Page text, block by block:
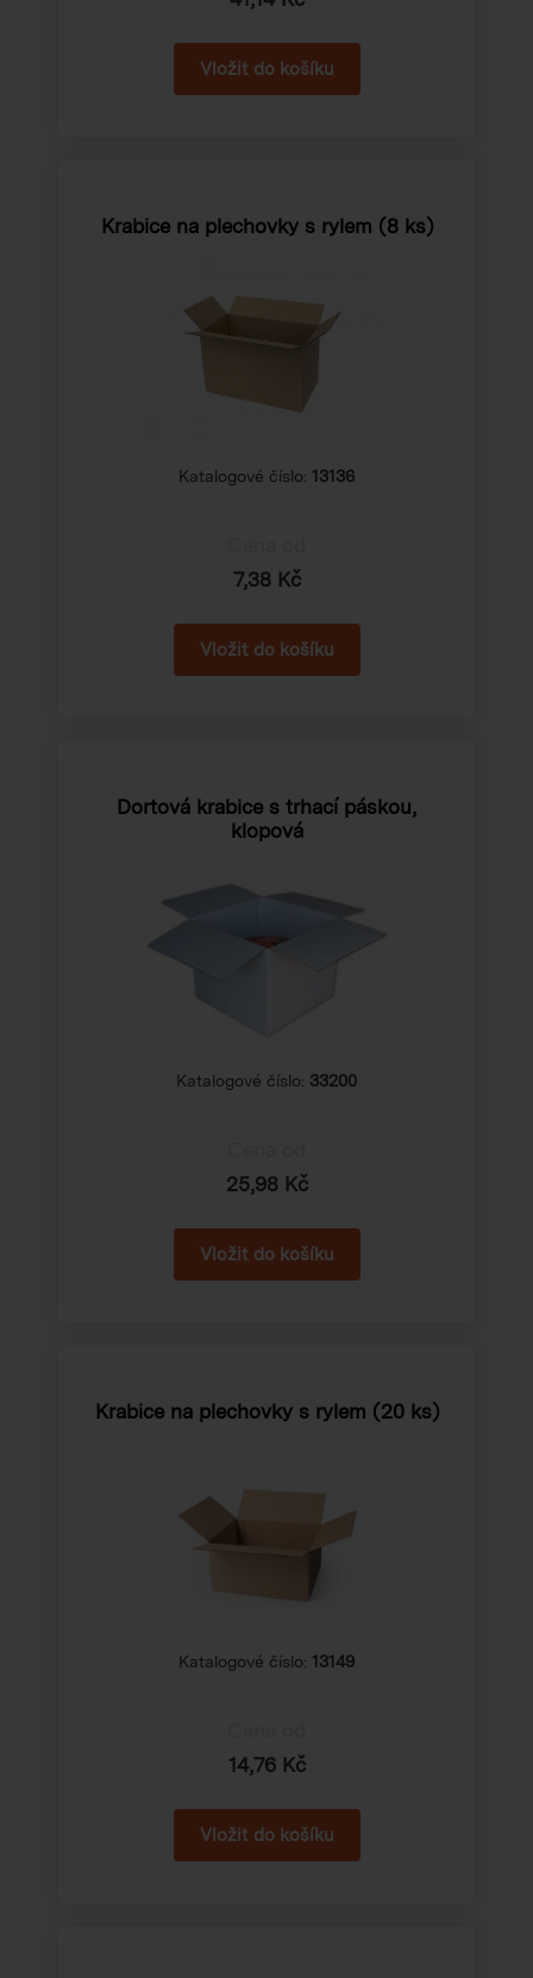
Krabice na plechovky s rylem (8 ks)
Katalogové číslo: 13136
7,38 Kč
Dortová krabice s trhací páskou,
klopová
Katalogové číslo: 33200
25,98 Kč
Krabice na plechovky s rylem (20 ks)
Katalogové číslo: 13149
14,76 Kč